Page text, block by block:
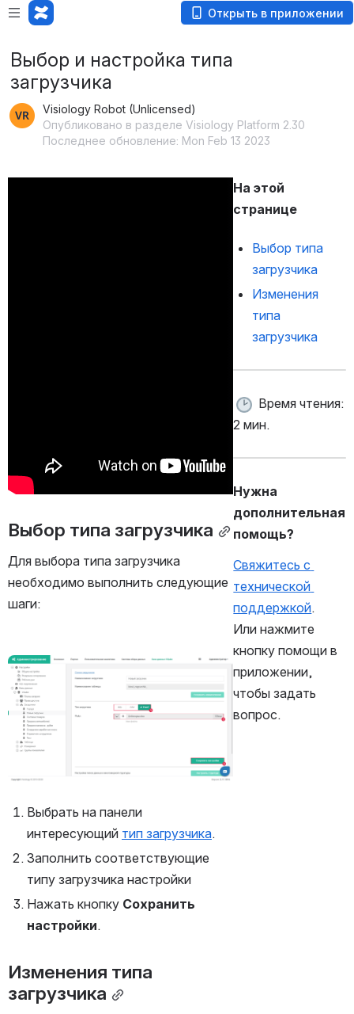
Открыть в приложении
Выбор и настройка типа
загрузчика
Visiology Robot (Unlicensed)
Опубликовано в разделе Visiology Platform 2.30
Последнее обновление: Mon Feb 13 2023
Выбор типа загрузчика
Для выбора типа загрузчика
необходимо выполнить следующие
шаги:
Открыть файл «»
Выбрать на панели
интересующий тип загрузчика.
Заполнить соответствующие
типу загрузчика настройки
Нажать кнопку Сохранить
настройки.
Изменения типа
загрузчика
На этой
странице
Выбор типа
загрузчика
Изменения
типа
загрузчика
Время чтения:
2 мин.
Нужна
дополнительная
помощь?
Свяжитесь с
технической
поддержкой.
Или нажмите
кнопку помощи в
приложении,
чтобы задать
вопрос.